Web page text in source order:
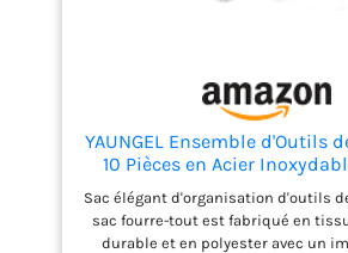
YAUNGEL Ensemble d'Outils
10 Pièces en Acier
intensif avec poignée
antidérapante - Cadeaux
Femmes et Les
Sac élégant d'organisation d'outils
sac fourre-tout est fabriqué en
durable et en polyester avec un